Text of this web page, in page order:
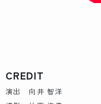
CREDIT
演出 向井 智洋